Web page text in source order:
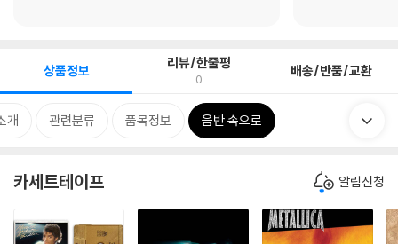
상품정보 리뷰/한줄평
0 배송/반품/교환
개 관련분류 품목정보 음반 속으로
카세트테이프 알림신청